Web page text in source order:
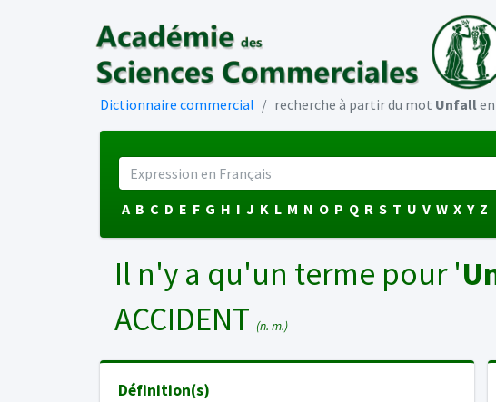
Dictionnaire commercial recherche à partir du mot Unfallen
A B C D E F G H I J K L M N O P Q R S T U V W X Y Z
Il n'y a qu'un terme pour '
ACCIDENT (n. m.)
Définition(s)